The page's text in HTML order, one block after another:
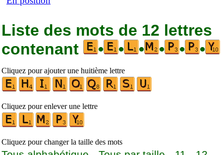
Liste des mots de 12 lettres
contenant
• • • • • •
Cliquez pour ajouter une huitième lettre
Cliquez pour enlever une lettre
Cliquez pour changer la taille des mots